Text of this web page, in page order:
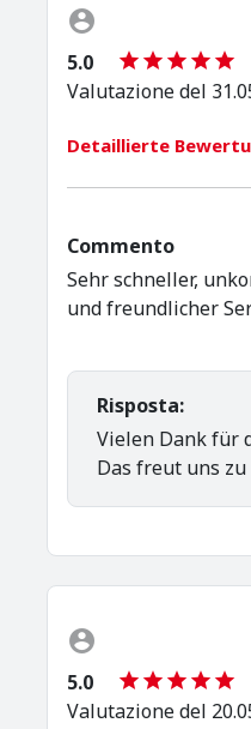
5.0
Valutazione del
Detaillierte
Commento
Sehr schneller,
und freundlicher
Risposta:
Vielen Dank für
Das freut uns zu
5.0
Valutazione del